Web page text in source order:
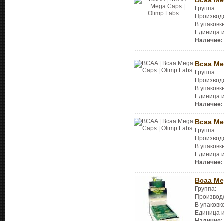
Группа:
В
Единица
Наличие:
Bcaa
Группа:
В
Единица
Наличие:
Bcaa
Группа:
В
Единица
Наличие:
Bcaa
Группа:
В
Единица